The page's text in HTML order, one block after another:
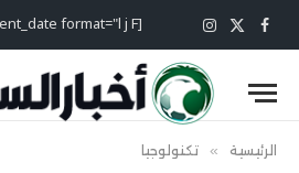
فيسبوك
X
(Twitter)
الانستغرام [current_date format="l j F"]
الرئيسية » تكنولوجيا